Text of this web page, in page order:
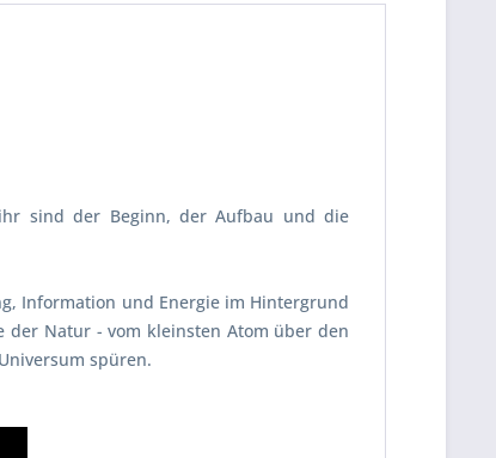
sind der Beginn, der Aufbau und die
Information und Energie im Hintergrund
der Natur - vom kleinsten Atom über den
spüren.